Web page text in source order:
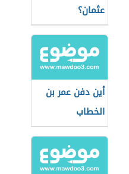
عثمان؟
أين دفن عمر بن
الخطاب